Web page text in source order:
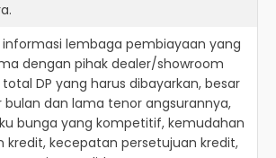
informasi lembaga pembiayaan yang
dengan pihak dealer/showroom
DP yang harus dibayarkan, besar
bulan dan lama tenor angsurannya,
bunga yang kompetitif, kemudahan
kredit, kecepatan persetujuan kredit,